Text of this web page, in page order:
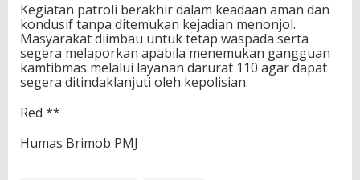
Kegiatan patroli berakhir dalam keadaan aman dan
kondusif tanpa ditemukan kejadian menonjol.
Masyarakat diimbau untuk tetap waspada serta
segera melaporkan apabila menemukan gangguan
kamtibmas melalui layanan darurat 110 agar dapat
segera ditindaklanjuti oleh kepolisian.
Red **
Humas Brimob PMJ